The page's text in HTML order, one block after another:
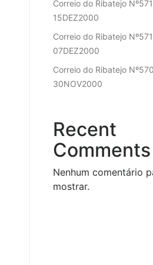
Correio do Ribatejo
15DEZ2000
Correio do Ribatejo
07DEZ2000
Correio do Ribatejo
30NOV2000
Recent
Comments
Nenhum comentário
mostrar.